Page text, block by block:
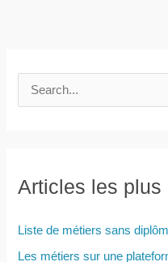
e
e
c
Articles les plus
Liste de métiers sans
Les métiers sur une